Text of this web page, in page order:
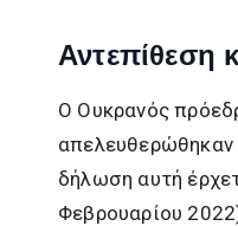
Αντεπίθεση
Ο Ουκρανός
απελευθερώθηκαν
δήλωση αυτή
Φεβρουαρίου